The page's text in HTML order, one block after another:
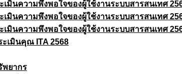
เมินความพึงพอใจของผู้ใช้งานระบบสารสนเทศ
เมินความพึงพอใจของผู้ใช้งานระบบสารสนเทศ
เมินความพึงพอใจของผู้ใช้งานระบบสารสนเทศ
ะเมินคุณ ITA 2568
พยากร